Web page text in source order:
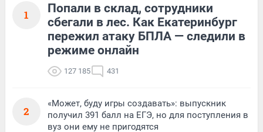
1
Попали в склад, сотрудники
сбегали в лес. Как Екатеринбург
пережил атаку БПЛА — следили в
режиме онлайн
127 185 431
2
«Может, буду игры создавать»: выпускник
получил 391 балл на ЕГЭ, но для поступления в
вуз они ему не пригодятся